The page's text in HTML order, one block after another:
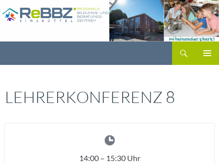
Inhalt
LEHRERKONFERENZ 8
14:00– 15:30Uhr